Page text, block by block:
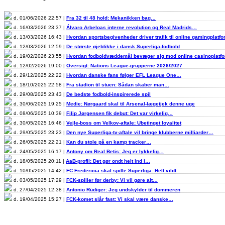
d. 01/06/2026 22:57 | Fra 32 til 48 hold: Mekanikken bag…
d. 16/03/2026 23:37 | Álvaro Arbeloas interne revolution og Real Madrids…
d. 13/03/2026 16:43 | Hvordan sportsbegivenheder driver trafik til online
d. 12/03/2026 12:59 | De største øjeblikke i dansk Superliga-fodbold
d. 19/02/2026 23:55 | Hvordan fodboldvæddemål bevæger sig mod online
d. 12/02/2026 19:00 | Oversigt: Nations League-grupperne 2026/2027
d. 29/12/2025 22:22 | Hvordan danske fans følger EFL League One…
d. 18/10/2025 22:58 | Fra stadion til stuen: Sådan skaber man…
d. 29/08/2025 23:43 | De bedste fodbold-inspirerede spil
d. 30/06/2025 19:25 | Medie: Nørgaard skal til Arsenal-lægetjek denne uge
d. 08/06/2025 10:39 | Filip Jørgensen fik debut: Det var virkelig…
d. 30/05/2025 16:46 | Vejle-boss om Velkov-aftale: Ubetinget loyalitet
d. 29/05/2025 23:23 | Den nye Superliga-tv-aftale vil bringe klubberne milliarder…
d. 26/05/2025 22:21 | Kan du stole på en kamp tracker…
d. 24/05/2025 16:17 | Antony om Real Betis: Jeg er lykkelig…
d. 18/05/2025 20:11 | AaB-profil: Det gør ondt helt ind i…
d. 10/05/2025 14:42 | FC Fredericia skal spille Superliga: Helt vildt
d. 03/05/2025 17:29 | FCK-spiller før derby: Vi vil gøre alt…
d. 27/04/2025 12:38 | Antonio Rüdiger: Jeg undskylder til dommeren
d. 19/04/2025 15:27 | FCK-komet slår fast: Vi skal være danske…